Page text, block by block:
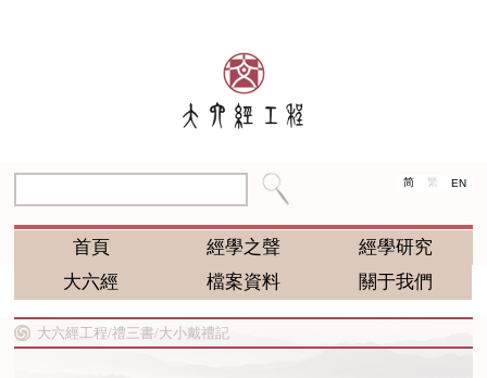
简 繁 EN
首頁 經學之聲
經學研究
大六經
檔案資料 關于我們
大六經工程/禮三書/大小戴禮記